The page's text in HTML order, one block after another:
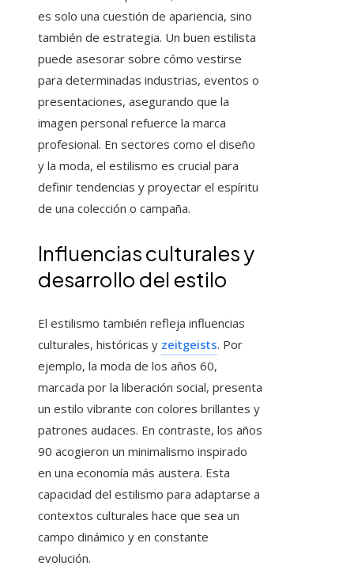
es solo una cuestión de apariencia, sino
también de estrategia. Un buen estilista
puede asesorar sobre cómo vestirse
para determinadas industrias, eventos o
presentaciones, asegurando que la
imagen personal refuerce la marca
profesional. En sectores como el diseño
y la moda, el estilismo es crucial para
definir tendencias y proyectar el espíritu
de una colección o campaña.
Influencias culturales y
desarrollo del estilo
El estilismo también refleja influencias
culturales, históricas y zeitgeists. Por
ejemplo, la moda de los años 60,
marcada por la liberación social, presenta
un estilo vibrante con colores brillantes y
patrones audaces. En contraste, los años
90 acogieron un minimalismo inspirado
en una economía más austera. Esta
capacidad del estilismo para adaptarse a
contextos culturales hace que sea un
campo dinámico y en constante
evolución.